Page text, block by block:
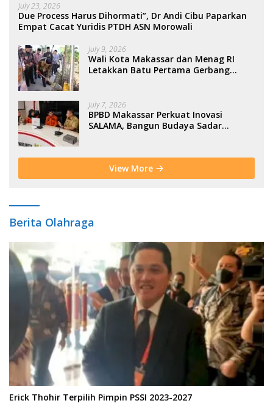
July 23, 2026
Due Process Harus Dihormati”, Dr Andi Cibu Paparkan
Empat Cacat Yuridis PTDH ASN Morowali
July 9, 2026
Wali Kota Makassar dan Menag RI
Letakkan Batu Pertama Gerbang
July 7, 2026
BPBD Makassar Perkuat Inovasi
SALAMA, Bangun Budaya Sadar
View More
Berita Olahraga
Erick Thohir Terpilih Pimpin PSSI 2023-2027